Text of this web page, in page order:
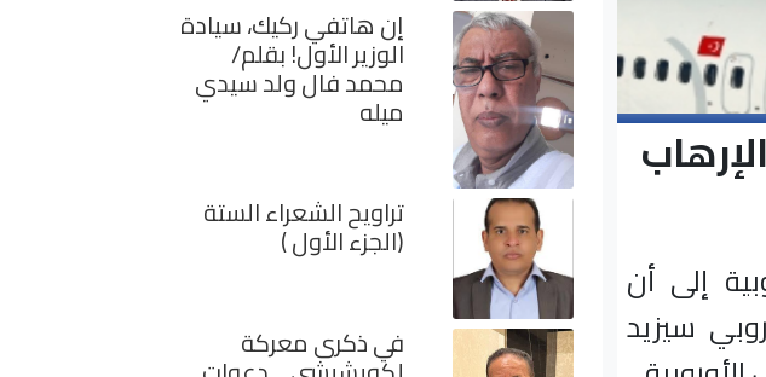
إلى أن
سيزيد
إن هاتفي ركيك، سيادة
الوزير الأول! بقلم/
محمد فال ولد سيدي
ميله
تراويح الشعراء الستة
(الجزء الأول )
في ذكرى معركة